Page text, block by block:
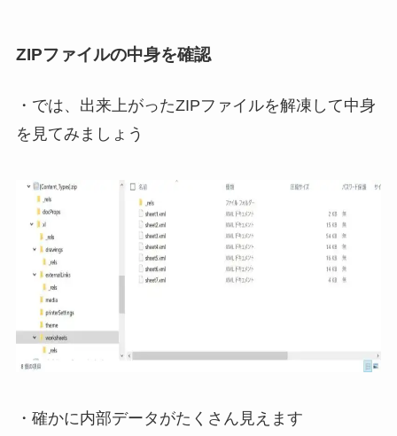
ZIPファイルの中身を確認
・では、出来上がったZIPファイルを解凍して中身
を見てみましょう
・確かに内部データがたくさん見えます